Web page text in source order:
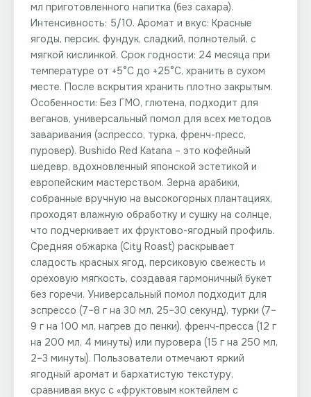
мл приготовленного напитка (без сахара).
Интенсивность: 5/10. Аромат и вкус: Красные
ягоды, персик, фундук, сладкий, полнотелый, с
мягкой кислинкой. Срок годности: 24 месяца при
температуре от +5°C до +25°C, хранить в сухом
месте. После вскрытия хранить плотно закрытым.
Особенности: Без ГМО, глютена, подходит для
веганов, универсальный помол для всех методов
заваривания (эспрессо, турка, френч-пресс,
пуровер). Bushido Red Katana – это кофейный
шедевр, вдохновленный японской эстетикой и
европейским мастерством. Зерна арабики,
собранные вручную на высокогорных плантациях,
проходят влажную обработку и сушку на солнце,
что подчеркивает их фруктово-ягодный профиль.
Средняя обжарка (City Roast) раскрывает
сладость красных ягод, персиковую свежесть и
ореховую мягкость, создавая гармоничный букет
без горечи. Универсальный помол подходит для
эспрессо (7–8 г на 30 мл, 25–30 секунд), турки (7–
9 г на 100 мл, нагрев до пенки), френч-пресса (12 г
на 200 мл, 4 минуты) или пуровера (15 г на 250 мл,
2–3 минуты). Пользователи отмечают яркий
ягодный аромат и бархатистую текстуру,
сравнивая вкус с «фруктовым коктейлем с